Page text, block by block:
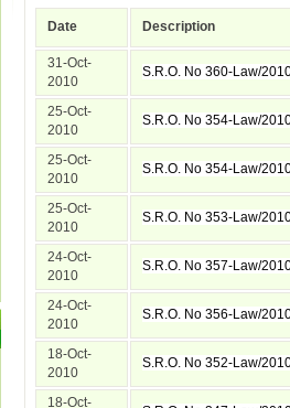
Date Description
31-Oct-
2010
S.R.O. No 360-Law/
25-Oct-
2010
S.R.O. No 354-Law/
25-Oct-
2010
S.R.O. No 354-Law/
25-Oct-
2010
S.R.O. No 353-Law/
24-Oct-
2010
S.R.O. No 357-Law/
24-Oct-
2010
S.R.O. No 356-Law/
18-Oct-
2010
S.R.O. No 352-Law/
18-Oct-